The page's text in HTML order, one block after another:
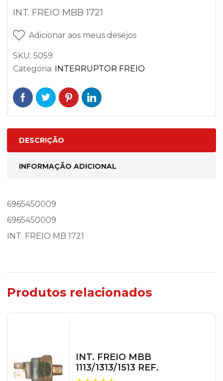
INT. FREIO MBB 1721
Adicionar aos meus desejos
SKU: 5059
Categoria: INTERRUPTOR FREIO
DESCRIÇÃO
INFORMAÇÃO ADICIONAL
6965450009
6965450009
INT. FREIO MB 1721
Produtos relacionados
INT. FREIO MBB
1113/1313/1513 REF.